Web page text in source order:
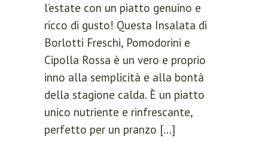
l’estate con un piatto genuino e
ricco di gusto! Questa Insalata di
Borlotti Freschi, Pomodorini e
Cipolla Rossa è un vero e proprio
inno alla semplicità e alla bontà
della stagione calda. È un piatto
unico nutriente e rinfrescante,
perfetto per un pranzo […]